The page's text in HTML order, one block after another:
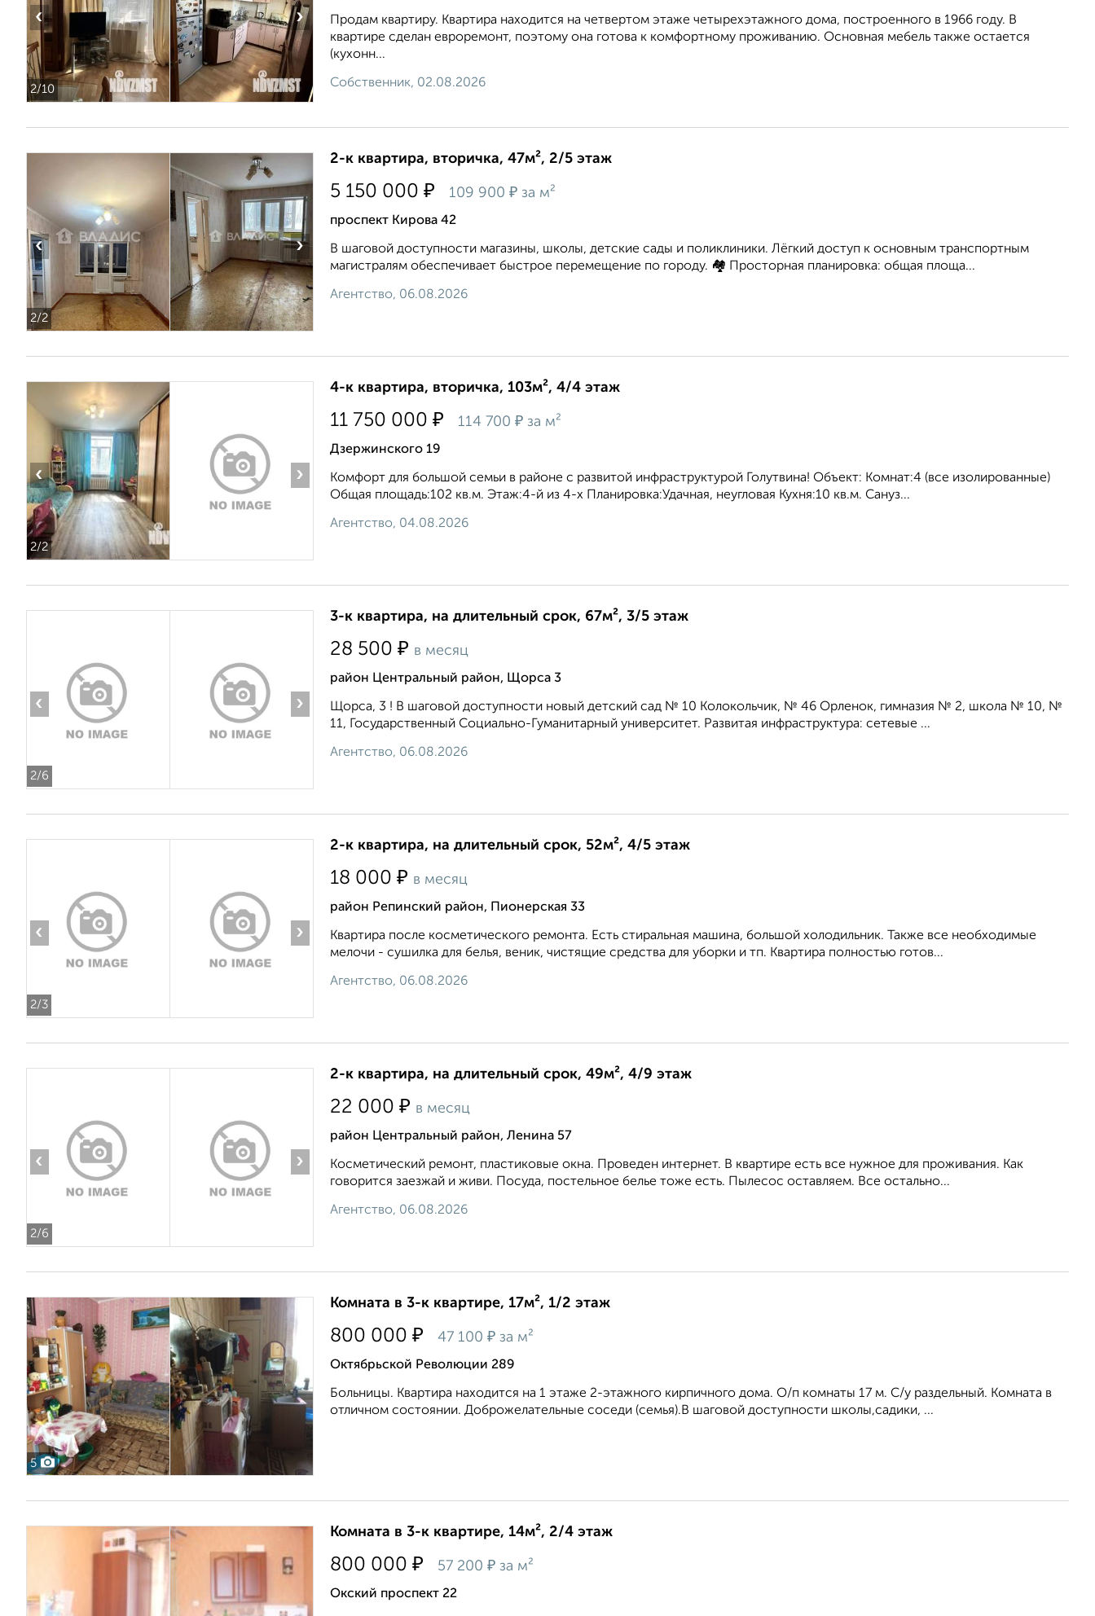
2/10
‹ ›
Продам квартиру. Квартира находится на четвертом этаже четырехэтажного дома, построенного в 1966 году. В
квартире сделан евроремонт, поэтому она готова к комфортному проживанию. Основная мебель также остается
(кухонн...
Собственник, 02.08.2026
2/2
‹ ›
2-к квартира, вторичка, 47м², 2/5 этаж
5 150 000 ₽ 109 900 ₽ за м²
проспект Кирова 42
В шаговой доступности магазины, школы, детские сады и поликлиники. Лёгкий доступ к основным транспортным
магистралям обеспечивает быстрое перемещение по городу. 🏘️ Просторная планировка: общая площа...
Агентство, 06.08.2026
2/2
‹ ›
4-к квартира, вторичка, 103м², 4/4 этаж
11 750 000 ₽ 114 700 ₽ за м²
Дзержинского 19
Комфорт для большой семьи в районе с развитой инфраструктурой Голутвина! Объект: Комнат:4 (все изолированные)
Общая площадь:102 кв.м. Этаж:4-й из 4-х Планировка:Удачная, неугловая Кухня:10 кв.м. Сануз...
Агентство, 04.08.2026
2/6
‹ ›
3-к квартира, на длительный срок, 67м², 3/5 этаж
28 500 ₽ в месяц
район Центральный район, Щорса 3
Щорса, 3 ! В шаговой доступности новый детский сад № 10 Колокольчик, № 46 Орленок, гимназия № 2, школа № 10, №
11, Государственный Социально-Гуманитарный университет. Развитая инфраструктура: сетевые ...
Агентство, 06.08.2026
2/3
‹ ›
2-к квартира, на длительный срок, 52м², 4/5 этаж
18 000 ₽ в месяц
район Репинский район, Пионерская 33
Квартира после косметического ремонта. Есть стиральная машина, большой холодильник. Также все необходимые
мелочи - сушилка для белья, веник, чистящие средства для уборки и тп. Квартира полностью готов...
Агентство, 06.08.2026
2/6
‹ ›
2-к квартира, на длительный срок, 49м², 4/9 этаж
22 000 ₽ в месяц
район Центральный район, Ленина 57
Косметический ремонт, пластиковые окна. Проведен интернет. В квартире есть все нужное для проживания. Как
говорится заезжай и живи. Посуда, постельное белье тоже есть. Пылесос оставляем. Все остально...
Агентство, 06.08.2026
5
Комната в 3-к квартире, 17м², 1/2 этаж
800 000 ₽ 47 100 ₽ за м²
Октябрьской Революции 289
Больницы. Квартира находится на 1 этаже 2-этажного кирпичного дома. О/п комнаты 17 м. С/у раздельный. Комната в
отличном состоянии. Доброжелательные соседи (семья).В шаговой доступности школы,садики, ...
Комната в 3-к квартире, 14м², 2/4 этаж
800 000 ₽ 57 200 ₽ за м²
Окский проспект 22